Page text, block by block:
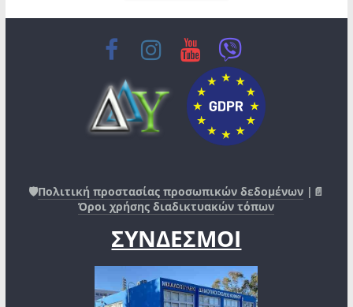
🛡️Πολιτική προστασίας προσωπικών δεδομένων |📄
Όροι χρήσης διαδικτυακών τόπων
ΣΥΝΔΕΣΜΟΙ